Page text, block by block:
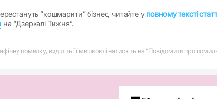
“кошмарити” бізнес, читайте у повному тексті
на “Дзеркалі Тижня”.
помилку, виділіть її мишкою і натисніть на “Повідомити про